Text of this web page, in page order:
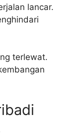
lancar.
terlewat.